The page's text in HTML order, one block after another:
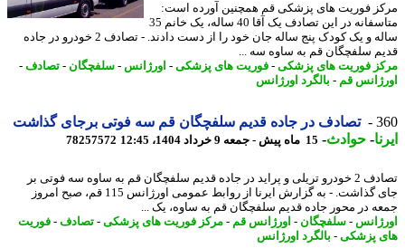
فوریت های پزشکی قم همچنین آورده است:
متاسفانه در این تصادف یک آقا 40 ساله، یک خانم 35
ساله و یک کودک پنج ساله جان خود را از دست دادند. - تصادف 2 خودرو در جاده
سلفچگان قم به ساوه سه ...
فوریت های پزشکی-فوریت های پزشکی-اورژانس -سلفچگان-تصادف-
قم-بالگرد اورژانس
تصادف در جاده قدیم سلفچگان قم سه فوتی برجای گذاشت
-حوادث -15 ماه پیش - جمعه 9 خرداد 1404، 12:45 78257572
تصادف 2 خودرو تریلی و پراید در جاده قدیم سلفچگان قم به ساوه سه فوتی بر
جای گذاشت. - به گزارش ایرنا از روابط عمومی اورژانس 115 قم، صبح امروز
در محور جاده قدیم سلفچگان قم به ساوه، یک ...
-سلفچگان-اورژانس قم-مرکز فوریت های پزشکی-تصادف-فوریت
پزشکی-بالگرد اورژانس